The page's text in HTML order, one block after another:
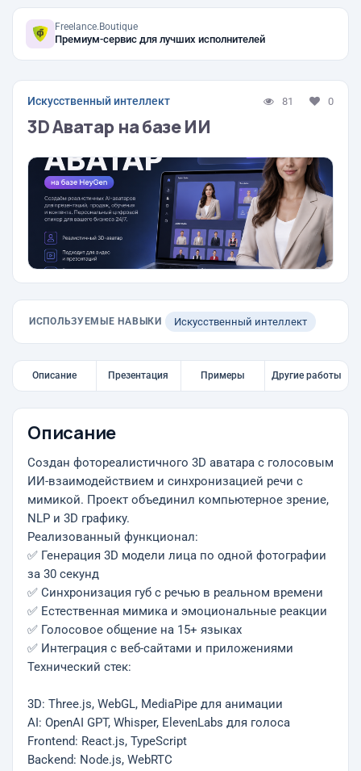
Freelance.Boutique
Премиум-сервис для лучших исполнителей
Искусственный интеллект 81 0
3D Аватар на базе ИИ
ИСПОЛЬЗУЕМЫЕ НАВЫКИ Искусственный интеллект
Описание Презентация Примеры Другие работы
Описание
Создан фотореалистичного 3D аватара с голосовым
ИИ-взаимодействием и синхронизацией речи с
мимикой. Проект объединил компьютерное зрение,
NLP и 3D графику.
Реализованный функционал:
✅ Генерация 3D модели лица по одной фотографии
за 30 секунд
✅ Синхронизация губ с речью в реальном времени
✅ Естественная мимика и эмоциональные реакции
✅ Голосовое общение на 15+ языках
✅ Интеграция с веб-сайтами и приложениями
Технический стек:
3D: Three.js, WebGL, MediaPipe для анимации
AI: OpenAI GPT, Whisper, ElevenLabs для голоса
Frontend: React.js, TypeScript
Backend: Node.js, WebRTC